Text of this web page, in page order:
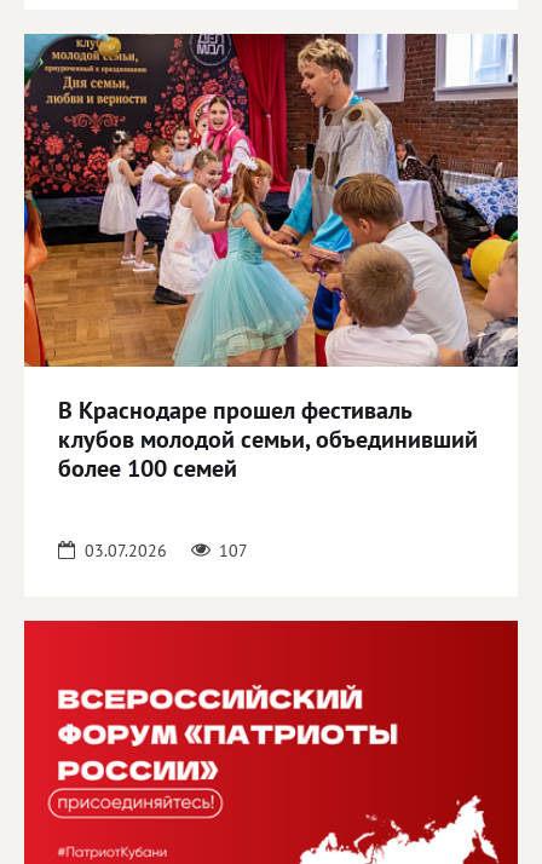
В Краснодаре прошел фестиваль
клубов молодой семьи, объединивший
более 100 семей
03.07.2026 107